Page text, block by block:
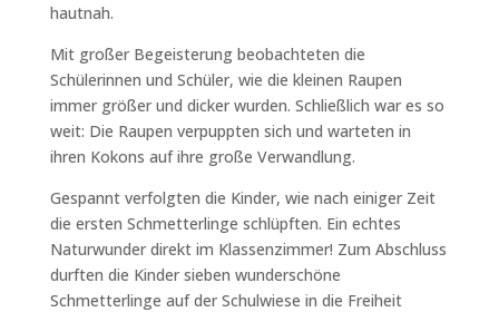
hautnah.
Mit großer Begeisterung beobachteten die
Schülerinnen und Schüler, wie die kleinen Raupen
immer größer und dicker wurden. Schließlich war es so
weit: Die Raupen verpuppten sich und warteten in
ihren Kokons auf ihre große Verwandlung.
Gespannt verfolgten die Kinder, wie nach einiger Zeit
die ersten Schmetterlinge schlüpften. Ein echtes
Naturwunder direkt im Klassenzimmer! Zum Abschluss
durften die Kinder sieben wunderschöne
Schmetterlinge auf der Schulwiese in die Freiheit